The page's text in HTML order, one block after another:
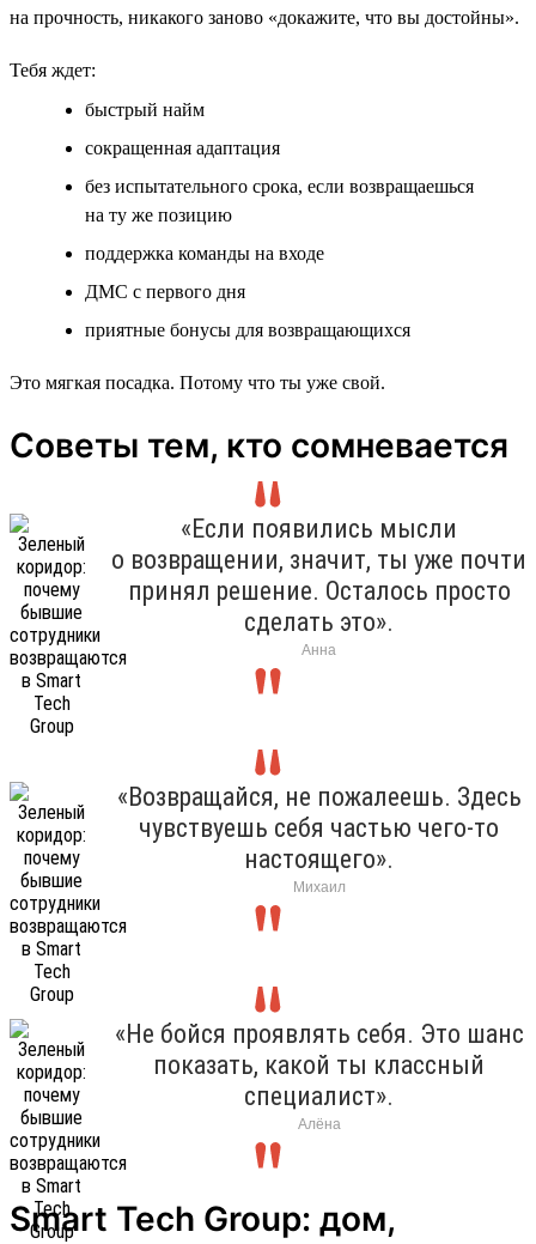
на прочность, никакого заново «докажите, что вы достойны».
Тебя ждет:
быстрый найм
сокращенная адаптация
без испытательного срока, если возвращаешься
на ту же позицию
поддержка команды на входе
ДМС с первого дня
приятные бонусы для возвращающихся
Это мягкая посадка. Потому что ты уже свой.
Советы тем, кто сомневается
«Если появились мысли
о возвращении, значит, ты уже почти
принял решение. Осталось просто
сделать это».
Анна
«Возвращайся, не пожалеешь. Здесь
чувствуешь себя частью чего-то
настоящего».
Михаил
«Не бойся проявлять себя. Это шанс
показать, какой ты классный
специалист».
Алёна
Smart Tech Group: дом,